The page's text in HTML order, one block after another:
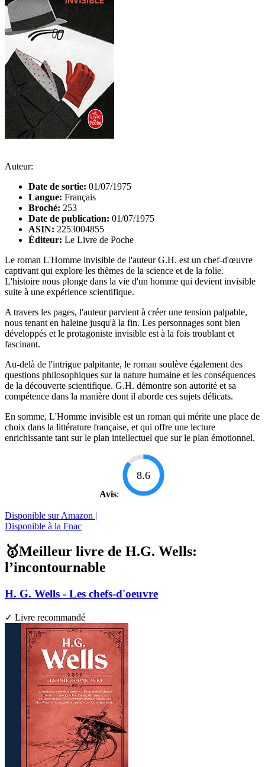
Auteur:
Date de sortie: 01/07/1975
Langue: Français
Broché: 253
Date de publication: 01/07/1975
ASIN: 2253004855
Éditeur: Le Livre de Poche
Le roman L'Homme invisible de l'auteur G.H. est un chef-d'œuvre
captivant qui explore les thèmes de la science et de la folie.
L'histoire nous plonge dans la vie d'un homme qui devient invisible
suite à une expérience scientifique.
A travers les pages, l'auteur parvient à créer une tension palpable,
nous tenant en haleine jusqu'à la fin. Les personnages sont bien
développés et le protagoniste invisible est à la fois troublant et
fascinant.
Au-delà de l'intrigue palpitante, le roman soulève également des
questions philosophiques sur la nature humaine et les conséquences
de la découverte scientifique. G.H. démontre son autorité et sa
compétence dans la manière dont il aborde ces sujets délicats.
En somme, L'Homme invisible est un roman qui mérite une place de
choix dans la littérature française, et qui offre une lecture
enrichissante tant sur le plan intellectuel que sur le plan émotionnel.
Avis:
8.6
Disponible sur Amazon |
Disponible à la Fnac
🥇Meilleur livre de H.G. Wells:
l’incontournable
H. G. Wells - Les chefs-d'oeuvre
✓ Livre recommandé